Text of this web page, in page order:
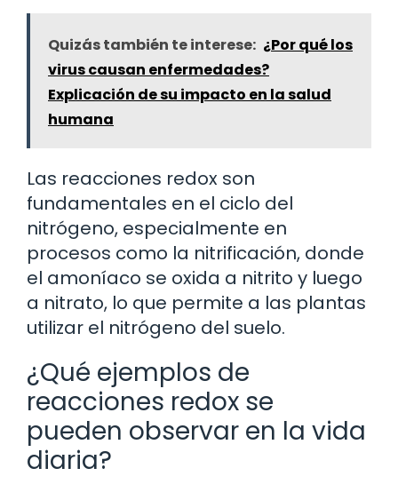
Quizás también te interese: ¿Por qué los
virus causan enfermedades?
Explicación de su impacto en la salud
humana
Las reacciones redox son
fundamentales en el ciclo del
nitrógeno, especialmente en
procesos como la nitrificación, donde
el amoníaco se oxida a nitrito y luego
a nitrato, lo que permite a las plantas
utilizar el nitrógeno del suelo.
¿Qué ejemplos de
reacciones redox se
pueden observar en la vida
diaria?